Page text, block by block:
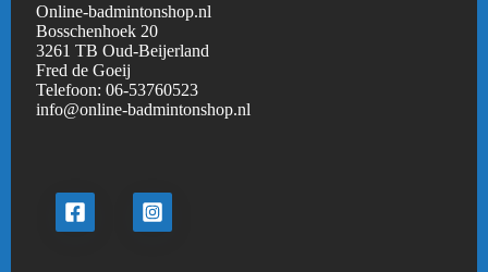
Online-badmintonshop.nl
Bosschenhoek 20
3261 TB Oud-Beijerland
Fred de Goeij
Telefoon:06-53760523
info@online-badmintonshop.nl